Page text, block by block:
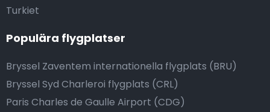
Turkiet
Populära flygplatser
Bryssel Zaventem internationella flygplats (BRU)
Bryssel Syd Charleroi flygplats (CRL)
Paris Charles de Gaulle Airport (CDG)